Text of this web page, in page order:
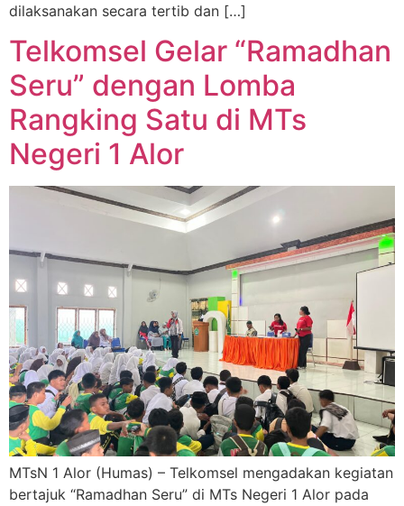
dilaksanakan secara tertib dan […]
Telkomsel Gelar “Ramadhan
Seru” dengan Lomba
Rangking Satu di MTs
Negeri 1 Alor
MTsN 1 Alor (Humas) – Telkomsel mengadakan kegiatan
bertajuk “Ramadhan Seru” di MTs Negeri 1 Alor pada